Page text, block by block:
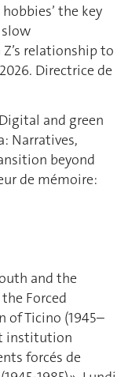
the key
relationship to
Directrice de
and green
Narratives,
beyond
de mémoire:
and the
Forced
Ticino (1945–
institution
forcés de